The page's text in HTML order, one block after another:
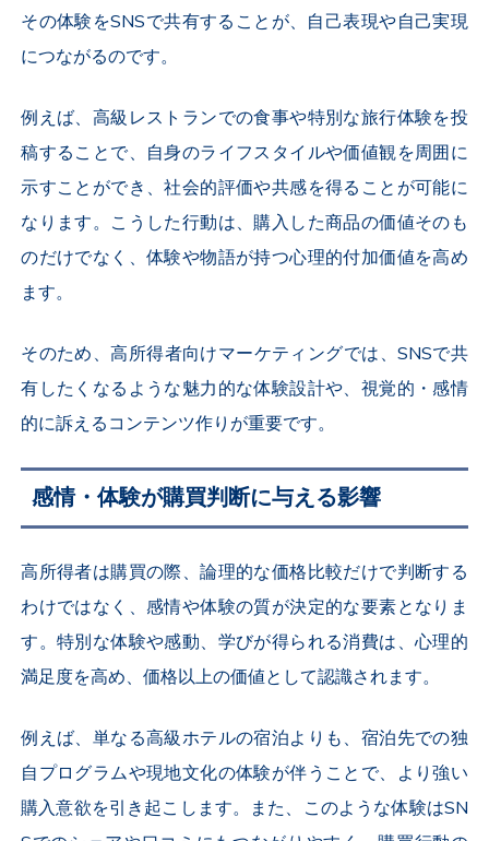
その体験をSNSで共有することが、自己表現や自己実現
につながるのです。
例えば、高級レストランでの食事や特別な旅行体験を投
稿することで、自身のライフスタイルや価値観を周囲に
示すことができ、社会的評価や共感を得ることが可能に
なります。こうした行動は、購入した商品の価値そのも
のだけでなく、体験や物語が持つ心理的付加価値を高め
ます。
そのため、高所得者向けマーケティングでは、SNSで共
有したくなるような魅力的な体験設計や、視覚的・感情
的に訴えるコンテンツ作りが重要です。
感情・体験が購買判断に与える影響
高所得者は購買の際、論理的な価格比較だけで判断する
わけではなく、感情や体験の質が決定的な要素となりま
す。特別な体験や感動、学びが得られる消費は、心理的
満足度を高め、価格以上の価値として認識されます。
例えば、単なる高級ホテルの宿泊よりも、宿泊先での独
自プログラムや現地文化の体験が伴うことで、より強い
購入意欲を引き起こします。また、このような体験はSN